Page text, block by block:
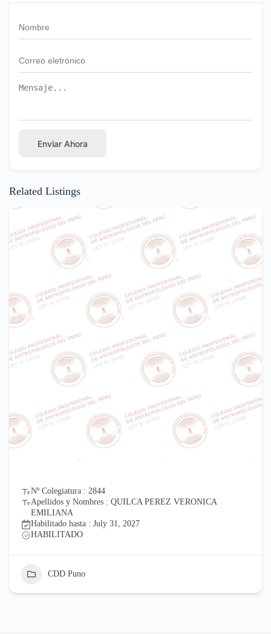
Enviar Ahora
Related Listings
Nº Colegiatura : 2844
Apellidos y Nombres : QUILCA PEREZ VERONICA
EMILIANA
Habilitado hasta : July 31, 2027
HABILITADO
CDD Puno